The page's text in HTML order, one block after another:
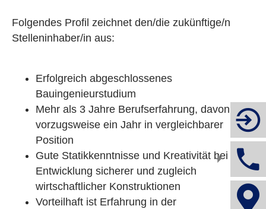
Folgendes Profil zeichnet den/die zukünftige/n
Stelleninhaber/in aus:
Erfolgreich abgeschlossenes
Bauingenieurstudium
Mehr als 3 Jahre Berufserfahrung, davon
vorzugsweise ein Jahr in vergleichbarer
Position
Gute Statikkenntnisse und Kreativität bei der
Entwicklung sicherer und zugleich
wirtschaftlicher Konstruktionen
Vorteilhaft ist Erfahrung in der